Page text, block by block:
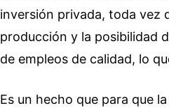
inversión privada, toda vez
producción y la posibilidad
de empleos de calidad, lo
Es un hecho que para que